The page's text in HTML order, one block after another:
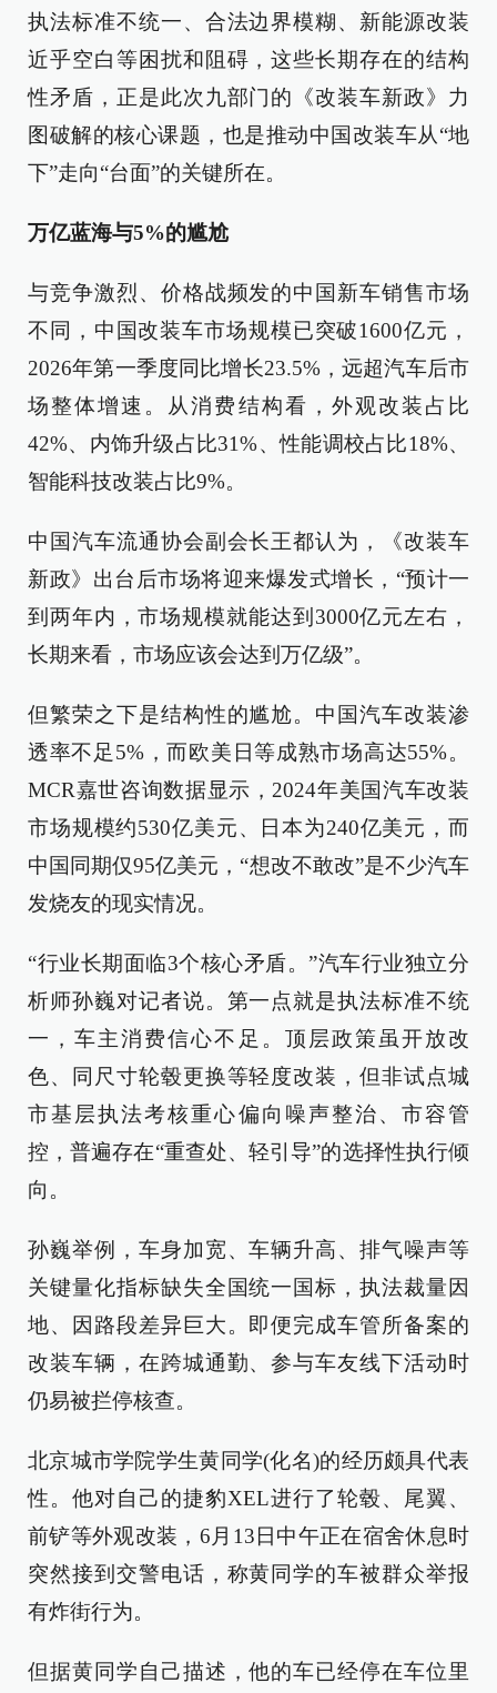
执法标准不统一、合法边界模糊、新能源改装
近乎空白等困扰和阻碍，这些长期存在的结构
性矛盾，正是此次九部门的《改装车新政》力
图破解的核心课题，也是推动中国改装车从“地
下”走向“台面”的关键所在。
万亿蓝海与5%的尴尬
与竞争激烈、价格战频发的中国新车销售市场
不同，中国改装车市场规模已突破1600亿元，
2026年第一季度同比增长23.5%，远超汽车后市
场整体增速。从消费结构看，外观改装占比
42%、内饰升级占比31%、性能调校占比18%、
智能科技改装占比9%。
中国汽车流通协会副会长王都认为，《改装车
新政》出台后市场将迎来爆发式增长，“预计一
到两年内，市场规模就能达到3000亿元左右，
长期来看，市场应该会达到万亿级”。
但繁荣之下是结构性的尴尬。中国汽车改装渗
透率不足5%，而欧美日等成熟市场高达55%。
MCR嘉世咨询数据显示，2024年美国汽车改装
市场规模约530亿美元、日本为240亿美元，而
中国同期仅95亿美元，“想改不敢改”是不少汽车
发烧友的现实情况。
“行业长期面临3个核心矛盾。”汽车行业独立分
析师孙巍对记者说。第一点就是执法标准不统
一，车主消费信心不足。顶层政策虽开放改
色、同尺寸轮毂更换等轻度改装，但非试点城
市基层执法考核重心偏向噪声整治、市容管
控，普遍存在“重查处、轻引导”的选择性执行倾
向。
孙巍举例，车身加宽、车辆升高、排气噪声等
关键量化指标缺失全国统一国标，执法裁量因
地、因路段差异巨大。即便完成车管所备案的
改装车辆，在跨城通勤、参与车友线下活动时
仍易被拦停核查。
北京城市学院学生黄同学(化名)的经历颇具代表
性。他对自己的捷豹XEL进行了轮毂、尾翼、
前铲等外观改装，6月13日中午正在宿舍休息时
突然接到交警电话，称黄同学的车被群众举报
有炸街行为。
但据黄同学自己描述，他的车已经停在车位里